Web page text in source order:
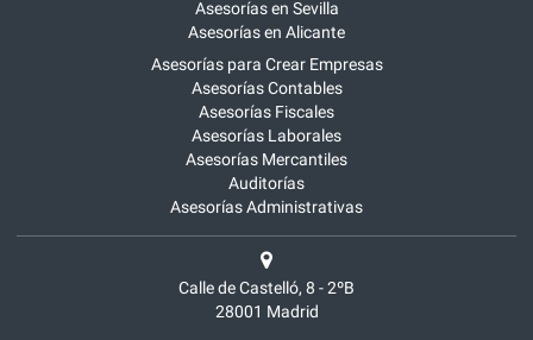
Asesorías en Sevilla
Asesorías en Alicante
Asesorías para Crear Empresas
Asesorías Contables
Asesorías Fiscales
Asesorías Laborales
Asesorías Mercantiles
Auditorías
Asesorías Administrativas
Calle de Castelló, 8 - 2ºB
28001 Madrid